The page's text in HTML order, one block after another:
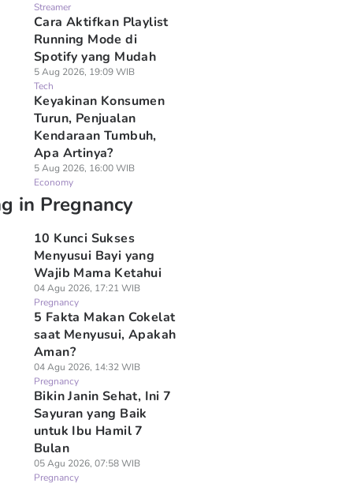
Streamer
Cara Aktifkan Playlist
Running Mode di
Spotify yang Mudah
5 Aug 2026, 19:09 WIB
Tech
Keyakinan Konsumen
Turun, Penjualan
Kendaraan Tumbuh,
Apa Artinya?
5 Aug 2026, 16:00 WIB
Economy
in Pregnancy
10 Kunci Sukses
Menyusui Bayi yang
Wajib Mama Ketahui
04 Agu 2026, 17:21 WIB
Pregnancy
5 Fakta Makan Cokelat
saat Menyusui, Apakah
Aman?
04 Agu 2026, 14:32 WIB
Pregnancy
Bikin Janin Sehat, Ini 7
Sayuran yang Baik
untuk Ibu Hamil 7
Bulan
05 Agu 2026, 07:58 WIB
Pregnancy